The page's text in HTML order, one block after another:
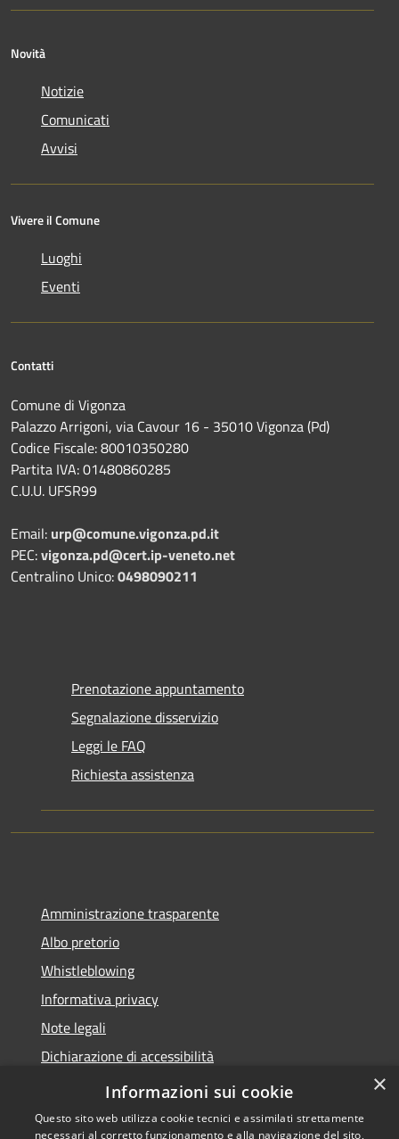
Novità
Notizie
Comunicati
Avvisi
Vivere il Comune
Luoghi
Eventi
Contatti
Comune di Vigonza
Palazzo Arrigoni, via Cavour 16 - 35010 Vigonza (Pd)
Codice Fiscale: 80010350280
Partita IVA: 01480860285
C.U.U. UFSR99
Email: urp@comune.vigonza.pd.it
PEC:vigonza.pd@cert.ip-veneto.net
Centralino Unico:0498090211
Prenotazione appuntamento
Segnalazione disservizio
Leggi le FAQ
Richiesta assistenza
Amministrazione trasparente
Albo pretorio
Whistleblowing
Informativa privacy
Note legali
Dichiarazione di accessibilità
Obiettivi di accessibilità
×
Informazioni sui cookie
Questo sito web utilizza cookie tecnici e assimilati strettamente
necessari al corretto funzionamento e alla navigazione del sito,